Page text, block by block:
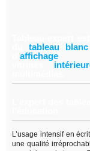
tableau
L’usage intensif en
une qualité